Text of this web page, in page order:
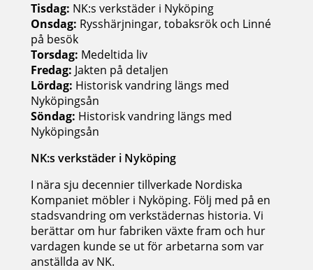
Tisdag: NK:s verkstäder i Nyköping
Onsdag: Rysshärjningar, tobaksrök och Linné
på besök
Torsdag: Medeltida liv
Fredag: Jakten på detaljen
Lördag: Historisk vandring längs med
Nyköpingsån
Söndag: Historisk vandring längs med
Nyköpingsån
NK:s verkstäder i Nyköping
I nära sju decennier tillverkade Nordiska
Kompaniet möbler i Nyköping. Följ med på en
stadsvandring om verkstädernas historia. Vi
berättar om hur fabriken växte fram och hur
vardagen kunde se ut för arbetarna som var
anställda av NK.